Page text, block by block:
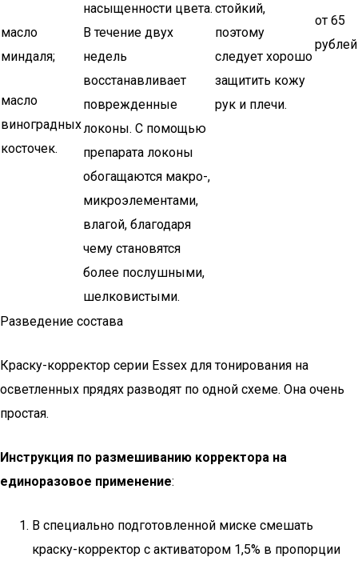
масло
миндаля;
масло
виноградных
косточек.
насыщенности цвета.
В течение двух
недель
восстанавливает
поврежденные
локоны. С помощью
препарата локоны
обогащаются макро-,
микроэлементами,
влагой, благодаря
чему становятся
более послушными,
шелковистыми.
стойкий,
поэтому
следует хорошо
защитить кожу
рук и плечи.
от 65
рублей
Разведение состава
Краску-корректор серии Essex для тонирования на
осветленных прядях разводят по одной схеме. Она очень
простая.
Инструкция по размешиванию корректора на
единоразовое применение:
В специально подготовленной миске смешать
краску-корректор с активатором 1,5% в пропорции